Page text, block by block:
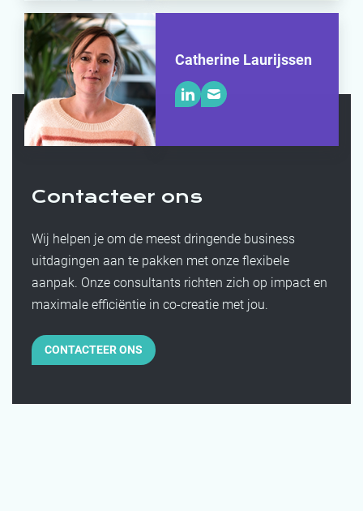
Catherine Laurijssen
Contacteer ons
Wij helpen je om de meest dringende business
uitdagingen aan te pakken met onze flexibele
aanpak. Onze consultants richten zich op impact en
maximale efficiëntie in co-creatie met jou.
CONTACTEER ONS